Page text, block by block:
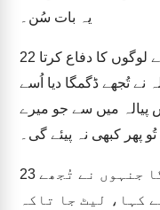
یہ بات سُن۔
22
نے تُجھے ڈگمگا دیا اُسے
پیالہ میں سے جو میرے
پھر کبھی نہ پیئے گی۔
23
کہا، لیٹ جا تاکہ